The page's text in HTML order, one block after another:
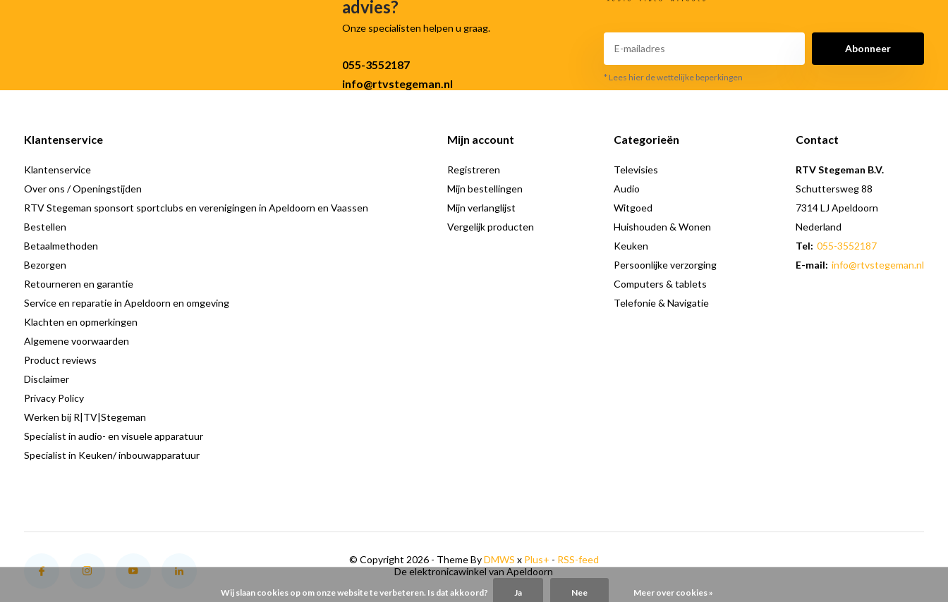
advies?
Onze specialisten helpen u graag.
055-3552187
info@rtvstegeman.nl
Abonneer
* Lees hier de wettelijke beperkingen
Klantenservice
Klantenservice
Over ons / Openingstijden
RTV Stegeman sponsort sportclubs en verenigingen in Apeldoorn en Vaassen
Bestellen
Betaalmethoden
Bezorgen
Retourneren en garantie
Service en reparatie in Apeldoorn en omgeving
Klachten en opmerkingen
Algemene voorwaarden
Product reviews
Disclaimer
Privacy Policy
Werken bij R|TV|Stegeman
Specialist in audio- en visuele apparatuur
Specialist in Keuken/ inbouwapparatuur
Mijn account
Registreren
Mijn bestellingen
Mijn verlanglijst
Vergelijk producten
Categorieën
Televisies
Audio
Witgoed
Huishouden & Wonen
Keuken
Persoonlijke verzorging
Computers & tablets
Telefonie & Navigatie
Contact
RTV Stegeman B.V.
Schuttersweg 88
7314 LJ Apeldoorn
Nederland
Tel: 055-3552187
E-mail: info@rtvstegeman.nl
© Copyright 2026 - Theme ByDMWS x Plus+ - RSS-feed
De elektronicawinkel van Apeldoorn
Wij slaan cookies op om onze website te verbeteren. Is dat akkoord? Ja Nee Meer over cookies »